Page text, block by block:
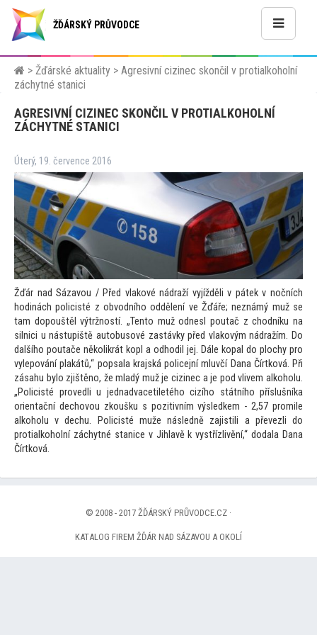
ŽĎÁRSKÝ PRŮVODCE
> Žďárské aktuality > Agresivní cizinec skončil v protialkoholní
záchytné stanici
AGRESIVNÍ CIZINEC SKONČIL V PROTIALKOHOLNÍ
ZÁCHYTNÉ STANICI
Úterý, 19. července 2016
Žďár nad Sázavou / Před vlakové nádraží vyjížděli v pátek v nočních
hodinách policisté z obvodního oddělení ve Žďáře; neznámý muž se
tam dopouštěl výtržností. „Tento muž odnesl poutač z chodníku na
silnici u nástupiště autobusové zastávky před vlakovým nádražím. Do
dalšího poutače několikrát kopl a odhodil jej. Dále kopal do plochy pro
vylepování plakátů,“ popsala krajská policejní mluvčí Dana Čírtková. Při
zásahu bylo zjištěno, že mladý muž je cizinec a je pod vlivem alkoholu.
„Policisté provedli u jednadvacetiletého cizího státního příslušníka
orientační dechovou zkoušku s pozitivním výsledkem - 2,57 promile
alkoholu v dechu. Policisté muže následně zajistili a převezli do
protialkoholní záchytné stanice v Jihlavě k vystřízlivění,“ dodala Dana
Čírtková.
© 2008 - 2017 ŽĎÁRSKÝ PRŮVODCE.CZ ·
KATALOG FIREM ŽĎÁR NAD SÁZAVOU A OKOLÍ